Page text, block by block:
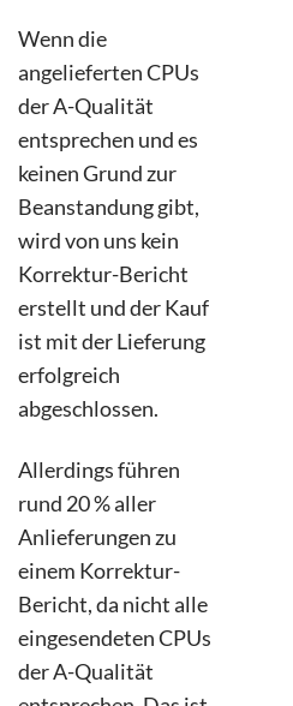
Wenn die
angelieferten CPUs
der A-Qualität
entsprechen und es
keinen Grund zur
Beanstandung gibt,
wird von uns kein
Korrektur-Bericht
erstellt und der Kauf
ist mit der Lieferung
erfolgreich
abgeschlossen.
Allerdings führen
rund 20 % aller
Anlieferungen zu
einem Korrektur-
Bericht, da nicht alle
eingesendeten CPUs
der A-Qualität